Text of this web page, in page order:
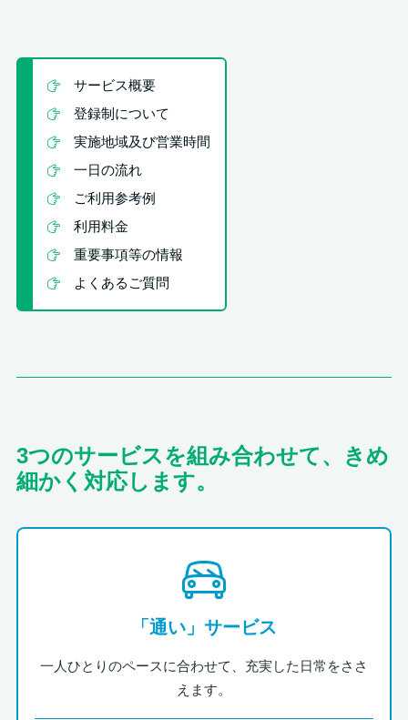
サービス概要
登録制について
実施地域及び営業時間
一日の流れ
ご利用参考例
利用料金
重要事項等の情報
よくあるご質問
3つのサービスを組み合わせて、きめ
細かく対応します。
「通い」サービス
一人ひとりのペースに合わせて、充実した日常をささ
えます。